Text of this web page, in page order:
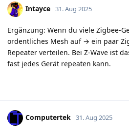
Intayce 31. Aug 2025
Ergänzung: Wenn du viele Zigbee-
ordentliches Mesh auf → ein paar
Repeater verteilen. Bei Z-Wave ist
fast jedes Gerät repeaten kann.
Computertek 31. Aug 2025